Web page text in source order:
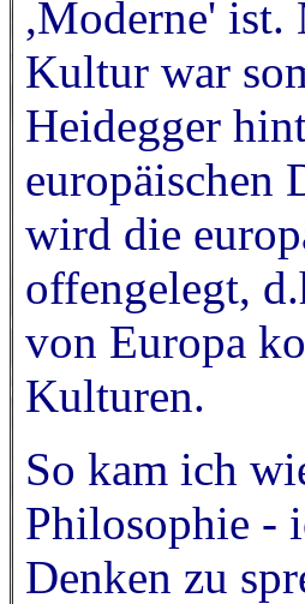
,Moderne' ist.
Kultur war
Heidegger
europäischen
wird die
offengelegt,
von Europa
Kulturen.
So kam ich
Philosophie -
Denken zu